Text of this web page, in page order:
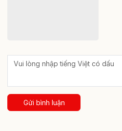
Gửi bình luận